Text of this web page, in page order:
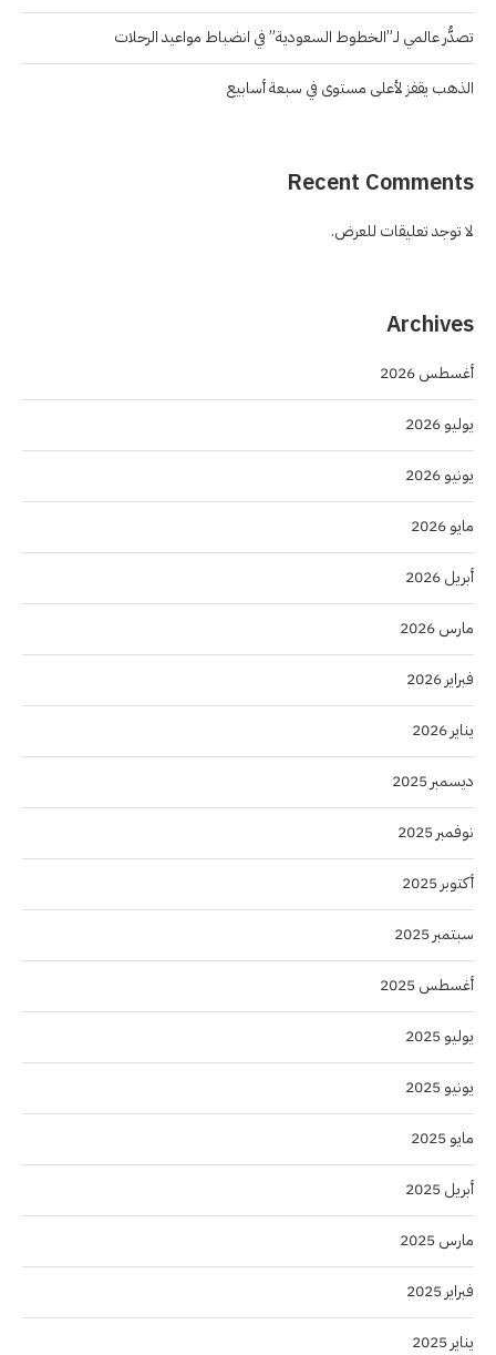
تصدُّر عالمي لـ”الخطوط السعودية” في انضباط مواعيد الرحلات
الذهب يقفز لأعلى مستوى في سبعة أسابيع
Recent Comments
لا توجد تعليقات للعرض.
Archives
أغسطس 2026
يوليو 2026
يونيو 2026
مايو 2026
أبريل 2026
مارس 2026
فبراير 2026
يناير 2026
ديسمبر 2025
نوفمبر 2025
أكتوبر 2025
سبتمبر 2025
أغسطس 2025
يوليو 2025
يونيو 2025
مايو 2025
أبريل 2025
مارس 2025
فبراير 2025
يناير 2025